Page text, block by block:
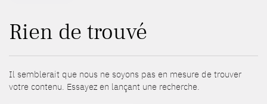
Rien de trouvé
Il semblerait que nous ne soyons pas en mesure de trouver
votre contenu. Essayez en lançant une recherche.